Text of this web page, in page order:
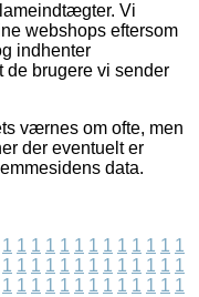
Vi
webshops eftersom
indhenter
de brugere vi sender
værnes om ofte, men
der eventuelt er
data.
1 1 1 1 1 1 1 1 1 1 1 1 1
1 1 1 1 1 1 1 1 1 1 1 1 1
1 1 1 1 1 1 1 1 1 1 1 1 1